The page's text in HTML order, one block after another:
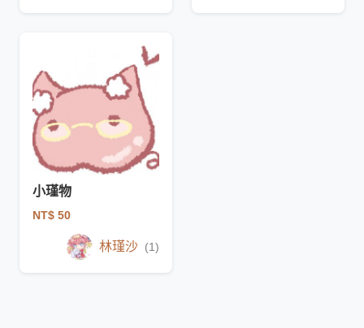
小瑾物
NT$ 50
林瑾沙 (1)